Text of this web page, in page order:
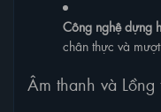
Công nghệ dựng
chân thực và
Âm thanh và Lồng